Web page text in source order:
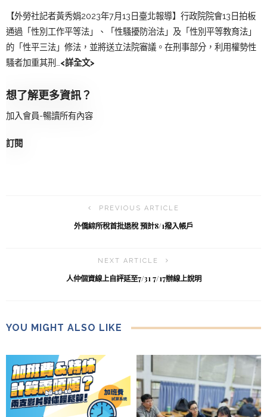
【外勞社記者黃秀娟2023年7月13日臺北報導】行政院院會13日拍板
通過「性別工作平等法」、「性騷擾防治法」及「性別平等教育法」
的「性平三法」修法，並將送立法院審議。在刑事部分，利用權勢性
騷者加重其刑… <詳全文>
想了解更多資訊？
加入會員-暢讀所有內容
訂閱
PREVIOUS ARTICLE
外僑綜所稅首批退稅 預計8/1撥入帳戶
NEXT ARTICLE
人仲個資線上自評延至7/31 7/17辦線上說明
YOU MIGHT ALSO LIKE